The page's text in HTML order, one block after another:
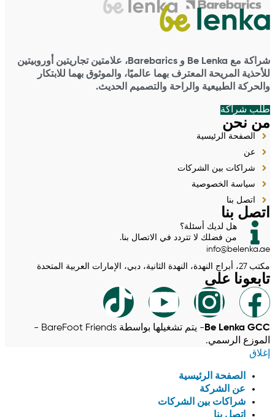
شراكة مع Be Lenka و Barebarics، علامتين تجاريتين أوروبيتين
للأحذية المريحة المعترف بهما عالميًا، والموثوق بهما للابتكار
والحركة الطبيعية والراحة والتصميم الحديث.
طلب شراكة
من نحن
الصفحة الرئيسية
عن
شراكات بين الشركات
سياسة الخصوصية
اتصل بنا
اتصل بنا
هل لديك أسئلة؟
من فضلك لا تتردد في الاتصال بنا.
info@belenka.ae
مكتب 27، أبراج النهدة، النهدة الثانية، دبي، الإمارات العربية المتحدة
تابعونا على
Be Lenka GCC
- يتم تشغيلها بواسطة BareFoot Friends -
الموزع الرسمي.
إغلاق
الصفحة الرئيسية
عن الشركة
شراكات بين الشركات